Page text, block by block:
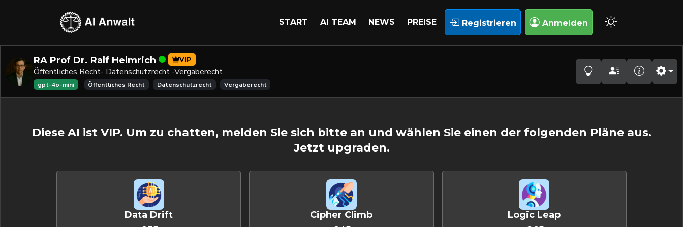
START AI TEAM NEWS PREISE Registrieren Anmelden
RA Prof Dr. Ralf Helmrich VIP
Öffentliches Recht- Datenschutzrecht -Vergaberecht
gpt-4o-mini Öffentliches Recht Datenschutzrecht Vergaberecht
Diese AI ist VIP. Um zu chatten, melden Sie sich bitte an und wählen Sie einen der folgenden Pläne aus.
Jetzt upgraden.
Data Drift Cipher Climb Logic Leap